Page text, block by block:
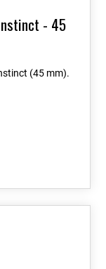
- 45
(45 mm).